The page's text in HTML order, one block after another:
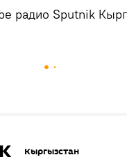
радио Sputnik
Кыргызстан